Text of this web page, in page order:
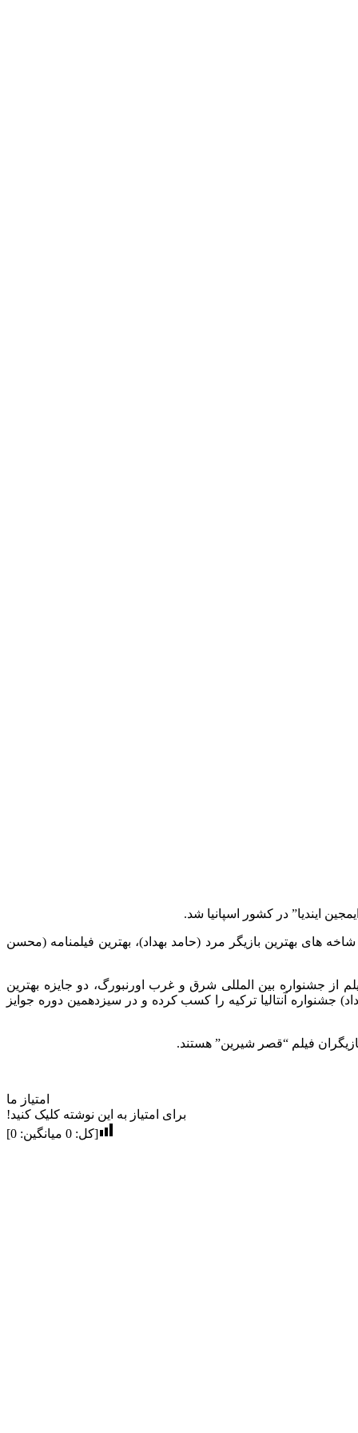
ایندیا” در کشور اسپانیا شد.
(۳ تا ۱۷ مهر) برگزار می شود فیلم “قصر شیرین” در شاخه های بهترین بازیگر مرد (حامد بهداد)، بهترین فیلمنامه (محسن
از جشنواره بین المللی شرق و غرب اورنبورگ، دو جایزه بهترین
جشنواره آنتالیا ترکیه را کسب کرده و در سیزدهمین دوره جوایز
فیلم “قصر شیرین” هستند.
امتیاز ما
برای امتیاز به این نوشته کلیک کنید!
[کل: 0 میانگین: 0
]